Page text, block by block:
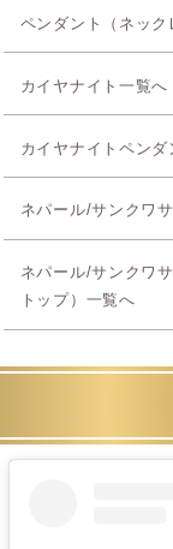
ペンダント（ネッ
カイヤナイト一覧へ
カイヤナイトペン
ネパール/サンクワ
ネパール/サンクワ
トップ）一覧へ